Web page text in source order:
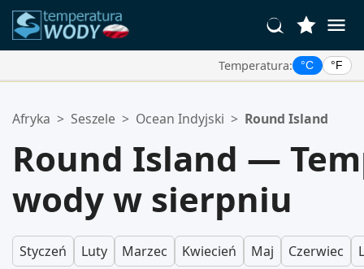
Temperatura: °C °F
Twoja lista ulubionych jest pusta.
Afryka > Seszele > Ocean Indyjski > Round Island
Round Island —
wody w sierpniu
Styczeń Luty Marzec Kwiecień Maj Czerwiec